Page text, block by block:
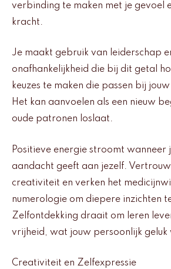
verbinding te maken met je gevoel
kracht.
Je maakt gebruik van leiderschap
onafhankelijkheid die bij dit getal
keuzes te maken die passen bij
Het kan aanvoelen als een nieuw
oude patronen loslaat.
Positieve energie stroomt wanneer
aandacht geeft aan jezelf.
creativiteit en verken het
numerologie om diepere inzichten
Zelfontdekking draait om leren
vrijheid, wat jouw persoonlijk geluk
Creativiteit en Zelfexpressie